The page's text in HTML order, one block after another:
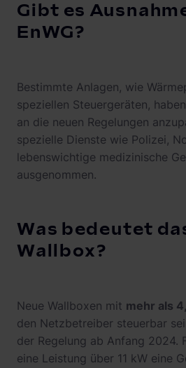
Gibt es
EnWG?
Bestimmte Anlagen, wie
speziellen Steuergeräten,
an die neuen Regelungen
spezielle Dienste wie Polizei,
lebenswichtige medizinische
ausgenommen.
Was bedeutet
Wallbox?
Neue Wallboxen mit mehr als
den Netzbetreiber steuerbar
der Regelung ab Anfang 2024.
eine Leistung über 11 kW eine